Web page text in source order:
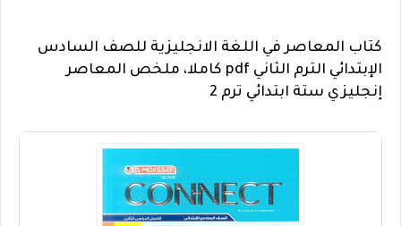
كتاب المعاصر في اللغة الانجليزية للصف السادس
الإبتدائي الترم الثاني pdf كاملا، ملخص المعاصر
إنجليزي ستة ابتدائي ترم 2